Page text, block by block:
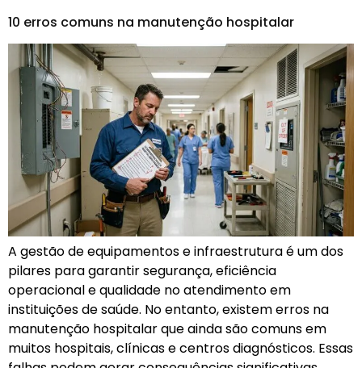
10 erros comuns na manutenção hospitalar
A gestão de equipamentos e infraestrutura é um dos
pilares para garantir segurança, eficiência
operacional e qualidade no atendimento em
instituições de saúde. No entanto, existem erros na
manutenção hospitalar que ainda são comuns em
muitos hospitais, clínicas e centros diagnósticos. Essas